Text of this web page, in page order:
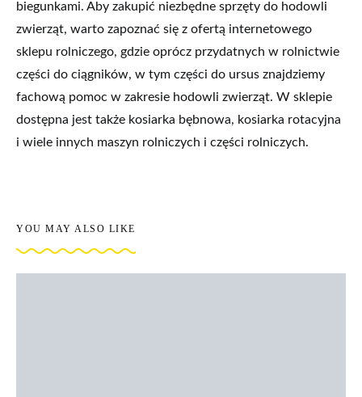
biegunkami. Aby zakupić niezbędne sprzęty do hodowli
zwierząt, warto zapoznać się z ofertą internetowego
sklepu rolniczego, gdzie oprócz przydatnych w rolnictwie
części do ciągników, w tym części do ursus znajdziemy
fachową pomoc w zakresie hodowli zwierząt. W sklepie
dostępna jest także kosiarka bębnowa, kosiarka rotacyjna
i wiele innych maszyn rolniczych i części rolniczych.
YOU MAY ALSO LIKE